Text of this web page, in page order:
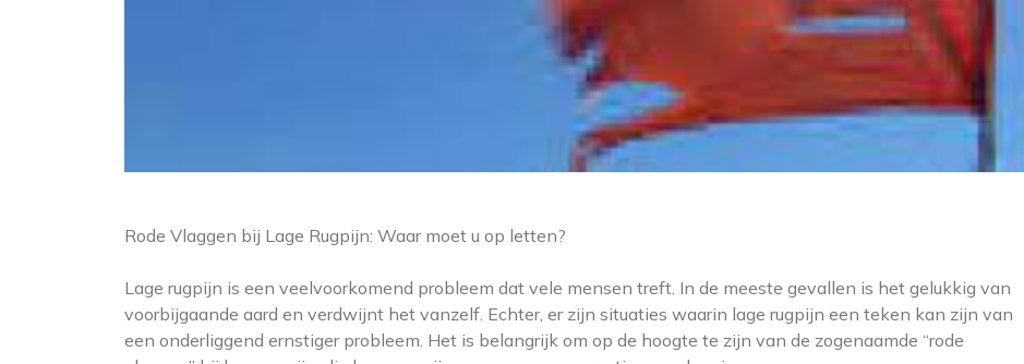
Rode Vlaggen bij Lage Rugpijn: Waar moet u op letten?
Lage rugpijn is een veelvoorkomend probleem dat vele mensen treft. In de meeste gevallen is het gelukkig van
voorbijgaande aard en verdwijnt het vanzelf. Echter, er zijn situaties waarin lage rugpijn een teken kan zijn van
een onderliggend ernstiger probleem. Het is belangrijk om op de hoogte te zijn van de zogenaamde “rode